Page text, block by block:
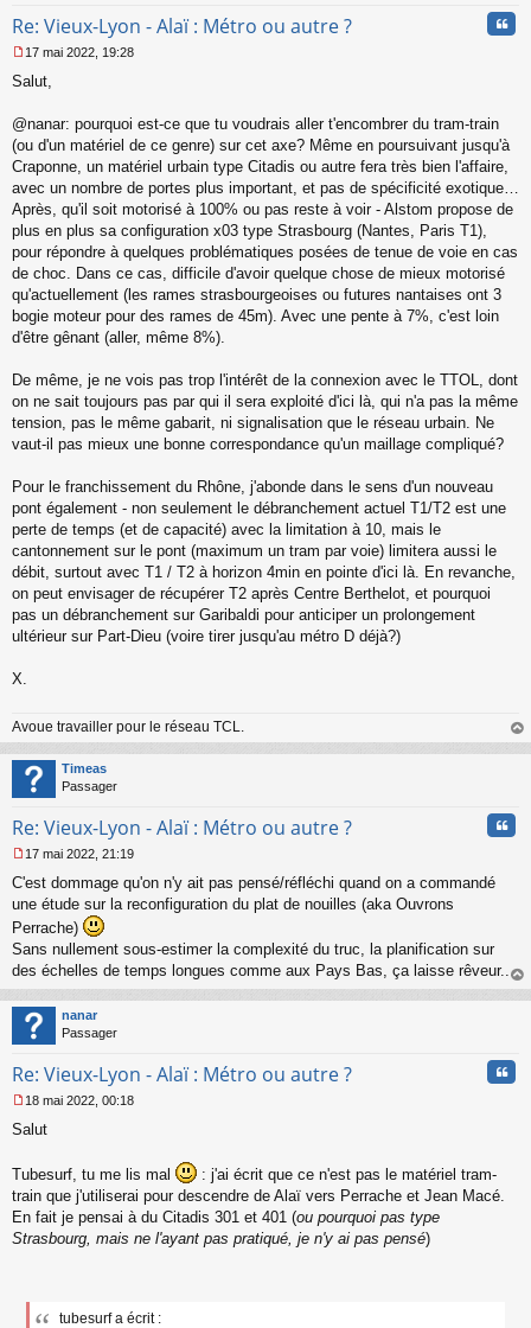
Re: Vieux-Lyon - Alaï : Métro ou autre ?
e
s
g
e
n
o
n
u
17 mai 2022, 19:28
Salut,
@nanar: pourquoi est-ce que tu voudrais aller t'encombrer du tram-train
(ou d'un matériel de ce genre) sur cet axe? Même en poursuivant jusqu'à
Craponne, un matériel urbain type Citadis ou autre fera très bien l'affaire,
avec un nombre de portes plus important, et pas de spécificité exotique…
Après, qu'il soit motorisé à 100% ou pas reste à voir - Alstom propose de
plus en plus sa configuration x03 type Strasbourg (Nantes, Paris T1),
pour répondre à quelques problématiques posées de tenue de voie en cas
de choc. Dans ce cas, difficile d'avoir quelque chose de mieux motorisé
qu'actuellement (les rames strasbourgeoises ou futures nantaises ont 3
bogie moteur pour des rames de 45m). Avec une pente à 7%, c'est loin
d'être gênant (aller, même 8%).
De même, je ne vois pas trop l'intérêt de la connexion avec le TTOL, dont
on ne sait toujours pas par qui il sera exploité d'ici là, qui n'a pas la même
tension, pas le même gabarit, ni signalisation que le réseau urbain. Ne
vaut-il pas mieux une bonne correspondance qu'un maillage compliqué?
Pour le franchissement du Rhône, j'abonde dans le sens d'un nouveau
pont également - non seulement le débranchement actuel T1/T2 est une
perte de temps (et de capacité) avec la limitation à 10, mais le
cantonnement sur le pont (maximum un tram par voie) limitera aussi le
débit, surtout avec T1 / T2 à horizon 4min en pointe d'ici là. En revanche,
on peut envisager de récupérer T2 après Centre Berthelot, et pourquoi
pas un débranchement sur Garibaldi pour anticiper un prolongement
ultérieur sur Part-Dieu (voire tirer jusqu'au métro D déjà?)
X.
Avoue travailler pour le réseau TCL.
au
Timeas
Passager
Re: Vieux-Lyon - Alaï : Métro ou autre ?
e
s
a
g
e
n
o
n
l
17 mai 2022, 21:19
C'est dommage qu'on n'y ait pas pensé/réfléchi quand on a commandé
une étude sur la reconfiguration du plat de nouilles (aka Ouvrons
Perrache)
Sans nullement sous-estimer la complexité du truc, la planification sur
des échelles de temps longues comme aux Pays Bas, ça laisse rêveur...
au
nanar
Passager
Re: Vieux-Lyon - Alaï : Métro ou autre ?
e
s
a
g
e
n
18 mai 2022, 00:18
Salut
Tubesurf, tu me lis mal
: j'ai écrit que ce n'est pas le matériel tram-
train que j'utiliserai pour descendre de Alaï vers Perrache et Jean Macé.
En fait je pensai à du Citadis 301 et 401 (ou pourquoi pas type
Strasbourg, mais ne l'ayant pas pratiqué, je n'y ai pas pensé)
tubesurf a écrit :